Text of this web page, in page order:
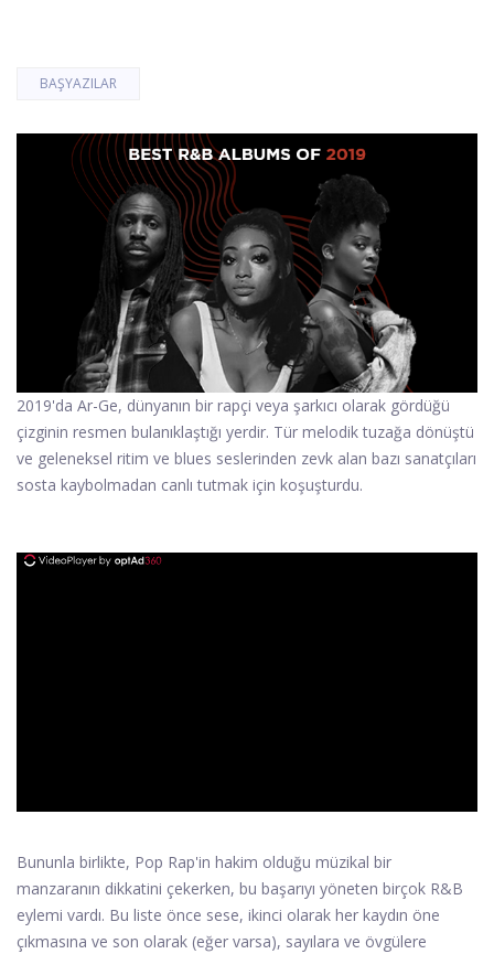
BAŞYAZILAR
2019'da Ar-Ge, dünyanın bir rapçi veya şarkıcı olarak gördüğü
çizginin resmen bulanıklaştığı yerdir. Tür melodik tuzağa dönüştü
ve geleneksel ritim ve blues seslerinden zevk alan bazı sanatçıları
sosta kaybolmadan canlı tutmak için koşuşturdu.
Bununla birlikte, Pop Rap'in hakim olduğu müzikal bir
manzaranın dikkatini çekerken, bu başarıyı yöneten birçok R&B
eylemi vardı. Bu liste önce sese, ikinci olarak her kaydın öne
çıkmasına ve son olarak (eğer varsa), sayılara ve övgülere